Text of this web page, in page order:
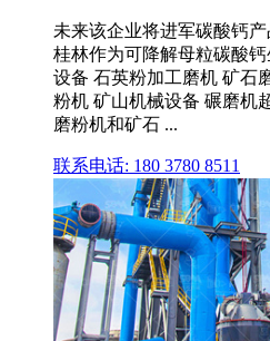
未来该企业将进军碳酸钙
桂林作为可降解母粒碳酸
设备 石英粉加工磨机 矿石
粉机 矿山机械设备 碾磨机
磨粉机和矿石 ...
联系电话: 180 3780 8511